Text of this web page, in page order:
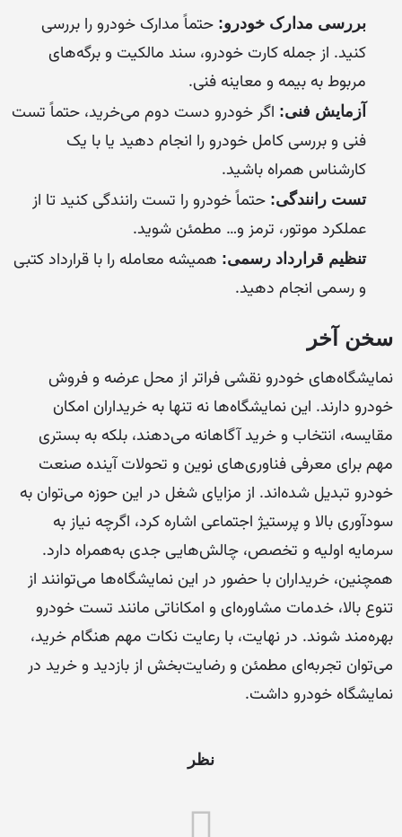
بررسی مدارک خودرو: حتماً مدارک خودرو را بررسی
کنید. از جمله کارت خودرو، سند مالکیت و برگه‌های
مربوط به بیمه و معاینه فنی.
آزمایش فنی: اگر خودرو دست دوم می‌خرید، حتماً تست
فنی و بررسی کامل خودرو را انجام دهید یا با یک
کارشناس همراه باشید.
تست رانندگی: حتماً خودرو را تست رانندگی کنید تا از
عملکرد موتور، ترمز و… مطمئن شوید.
تنظیم قرارداد رسمی: همیشه معامله را با قرارداد کتبی
و رسمی انجام دهید.
سخن آخر
نمایشگاه‌های خودرو نقشی فراتر از محل عرضه و فروش
خودرو دارند. این نمایشگاه‌ها نه تنها به خریداران امکان
مقایسه، انتخاب و خرید آگاهانه می‌دهند، بلکه به بستری
مهم برای معرفی فناوری‌های نوین و تحولات آینده صنعت
خودرو تبدیل شده‌اند. از مزایای شغل در این حوزه می‌توان به
سودآوری بالا و پرستیژ اجتماعی اشاره کرد، اگرچه نیاز به
سرمایه اولیه و تخصص، چالش‌هایی جدی به‌همراه دارد.
همچنین، خریداران با حضور در این نمایشگاه‌ها می‌توانند از
تنوع بالا، خدمات مشاوره‌ای و امکاناتی مانند تست خودرو
بهره‌مند شوند. در نهایت، با رعایت نکات مهم هنگام خرید،
می‌توان تجربه‌ای مطمئن و رضایت‌بخش از بازدید و خرید در
نمایشگاه خودرو داشت.
نظر